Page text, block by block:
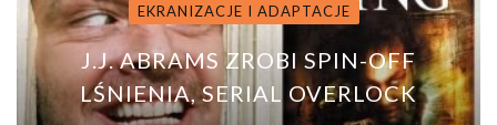
EKRANIZACJE I ADAPTACJE
J.J. ABRAMS ZROBI SPIN-OFF
LŚNIENIA, SERIAL OVERLOCK